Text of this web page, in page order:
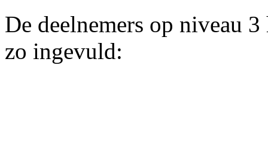
De deelnemers op niveau
zo ingevuld: